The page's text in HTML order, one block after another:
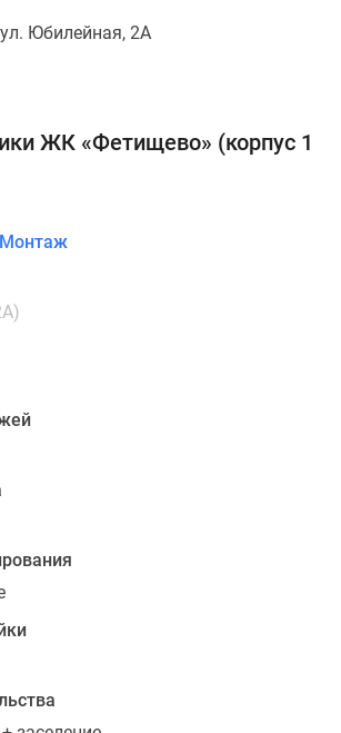
Юбилейная, 2А
ЖК «Фетищево» (корпус 1